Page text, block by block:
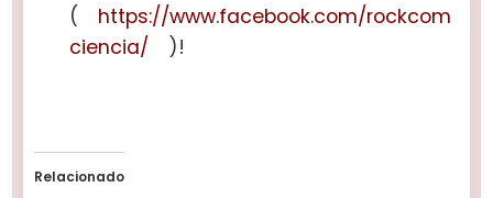
(
https://www.facebook.com/rockcom
ciencia/
)!
Relacionado